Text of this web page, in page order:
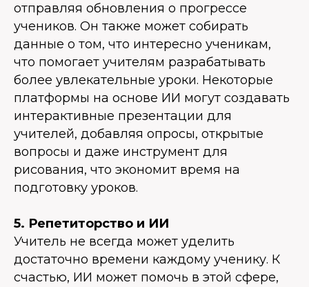
отправляя обновления о прогрессе
учеников. Он также может собирать
данные о том, что интересно ученикам,
что помогает учителям разрабатывать
более увлекательные уроки. Некоторые
платформы на основе ИИ могут создавать
интерактивные презентации для
учителей, добавляя опросы, открытые
вопросы и даже инструмент для
рисования, что экономит время на
подготовку уроков.
5. Репетиторство и ИИ
Учитель не всегда может уделить
достаточно времени каждому ученику. К
счастью, ИИ может помочь в этой сфере,